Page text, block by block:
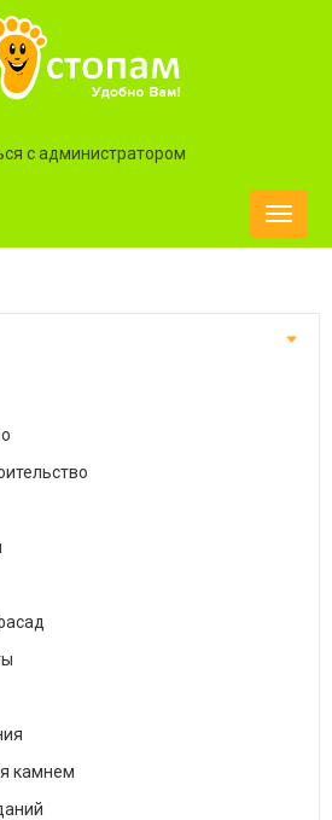
с администратором
Toggle
камнем